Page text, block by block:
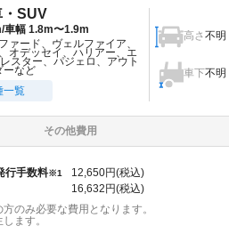
・SUV
車幅 1.8m〜1.9m
ァード、ヴェルファイア、
オデッセイ、ハリアー、エ
スター、パジェロ、アウト
ーなど
一覧
高さ不明
車下不明
その他費用
行手数料※1 12,650円(税込)
16,632円(税込)
のみ必要な費用となります。
ます。